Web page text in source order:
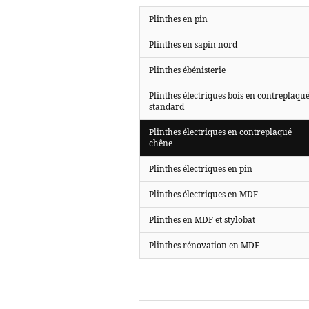
Plinthes en pin
Plinthes en sapin nord
Plinthes ébénisterie
Plinthes électriques bois en contreplaqué
standard
Plinthes électriques en contreplaqué
chêne
Plinthes électriques en pin
Plinthes électriques en MDF
Plinthes en MDF et stylobat
Plinthes rénovation en MDF